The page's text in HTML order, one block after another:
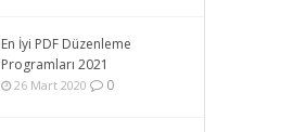
En İyi PDF Düzenleme
Programları 2021
26 Mart 2020 0